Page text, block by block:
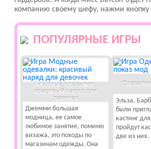
компанию своему шефу, нажми кнопку
ПОПУЛЯРНЫЕ ИГРЫ
Модные одевалки:
красивый наряд для
девочек
Джемми большая
модница, ее самое
любимое занятие, помимо
визажа, это походы по
магазинам одежды. Она
Эльза,
были
кастинг
пройдут
две из них.